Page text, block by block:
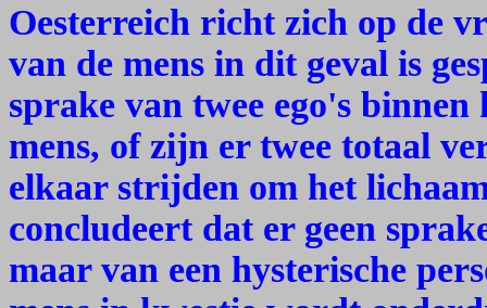
Oesterreich richt zich op de
van de mens in dit geval is
sprake van twee ego's
mens, of zijn er twee totaal
elkaar strijden om het
concludeert dat er geen
maar van een hysterische